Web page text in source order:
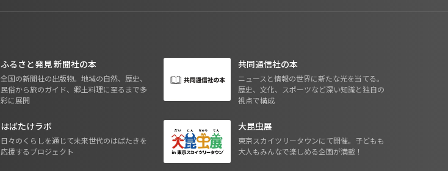
ふるさと発見 新聞社の本
全国の新聞社の出版物。地域の自然、歴史、
民俗から旅のガイド、郷土料理に至るまで多
彩に展開
共同通信社の本
ニュースと情報の世界に新たな光を当てる。
歴史、文化、スポーツなど深い知識と独自の
視点で構成
はばたけラボ
日々のくらしを通じて未来世代のはばたきを
応援するプロジェクト
大昆虫展
東京スカイツリータウンにて開催。子どもも
大人もみんなで楽しめる企画が満載！